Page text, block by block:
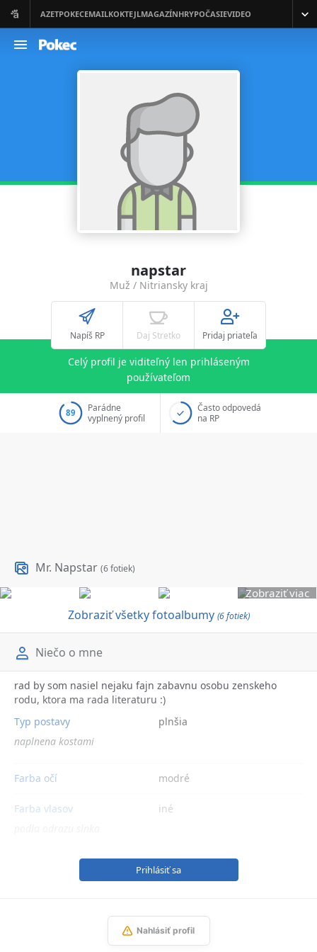
napstar
Muž / Nitriansky kraj
Napíš RP Daj Stretko Pridaj priateľa
Celý profil je viditeľný len prihláseným
používateľom
89
Parádne
vyplnený profil
Často odpovedá
na RP
Mr. Napstar(6 fotiek)
Zobraziť viac
Zobraziť všetky fotoalbumy (6 fotiek)
Niečo o mne
rad by som nasiel nejaku fajn zabavnu osobu zenskeho
rodu, ktora ma rada literaturu :)
Typ postavy
plnšia
naplnena kostami
Farba očí modré
Farba vlasov
iné
Prihlásiť sa
Nahlásiť profil